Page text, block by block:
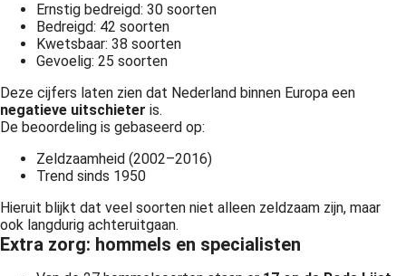
Ernstig bedreigd: 30 soorten
Bedreigd: 42 soorten
Kwetsbaar: 38 soorten
Gevoelig: 25 soorten
Deze cijfers laten zien dat Nederland binnen Europa een
negatieve uitschieter is.
De beoordeling is gebaseerd op:
Zeldzaamheid (2002–2016)
Trend sinds 1950
Hieruit blijkt dat veel soorten niet alleen zeldzaam zijn, maar
ook langdurig achteruitgaan.
Extra zorg: hommels en specialisten